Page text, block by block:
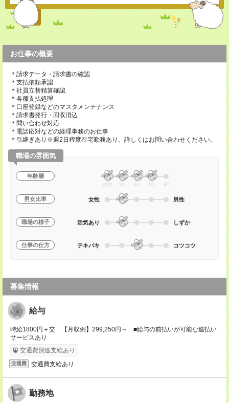
お仕事の概要
＊請求データ・請求書の確認
＊支払依頼承認
＊社員立替精算確認
＊各種支払処理
＊口座登録などのマスタメンテナンス
＊請求書発行・回収消込
＊問い合わせ対応
＊電話応対などの経理事務のお仕事
＊引継ぎあり※週2日程度在宅勤務あり。詳しくはお問い合わせください。
職場の雰囲気
年齢層
20代 30 40 50 60
男女比率 女性 男性
職場の様子 活気あり しずか
仕事の仕方 テキパキ コツコツ
募集情報
給与
時給1800円＋交 【月収例】299,250円～ ■給与の前払いが可能な速払い
サービスあり
交通費別途支給あり
交通費 交通費支給あり
勤務地